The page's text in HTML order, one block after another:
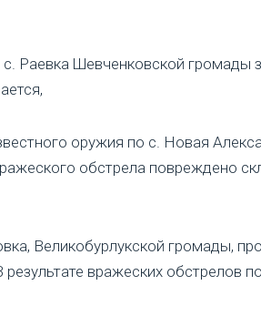
Раевка Шевченковской громады
оружия по с. Новая
обстрела повреждено
Великобурлукской громады,
вражеских обстрелов